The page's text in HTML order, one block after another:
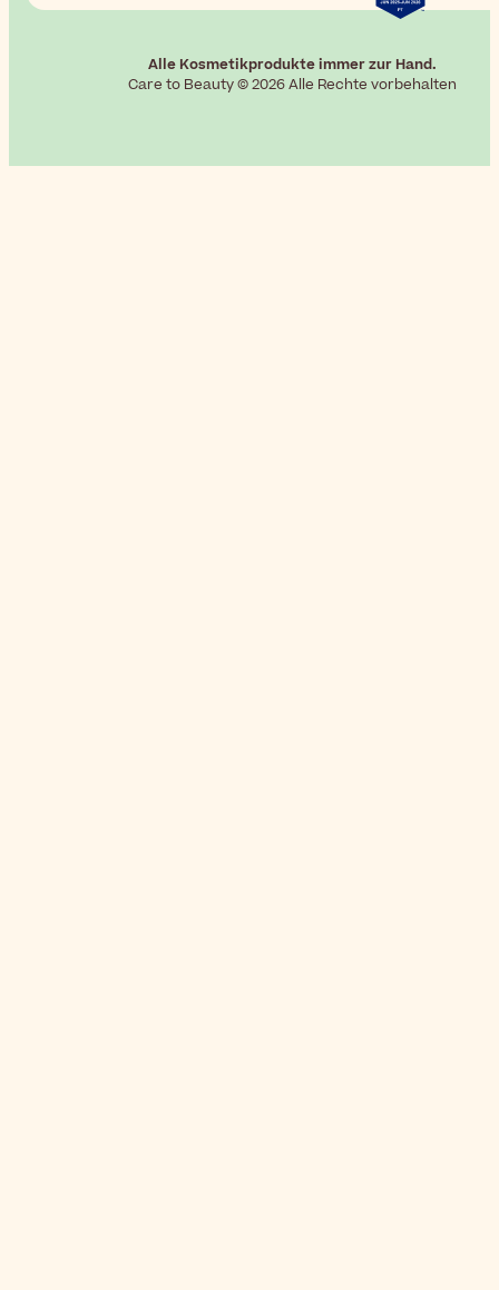
Alle Kosmetikprodukte immer zur Hand.
Care to Beauty © 2026 Alle Rechte vorbehalten